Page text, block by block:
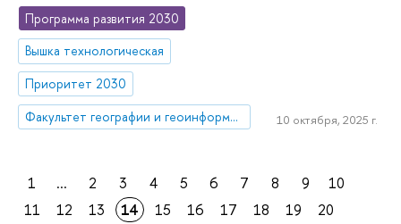
Программа развития 2030
Вышка технологическая
Приоритет 2030
Факультет географии и геоинформационных технологий
10 октября, 2025 г.
1 ... 2 3 4 5 6 7 8 9
10
11
12 13 14 15 16 17 18 19
20